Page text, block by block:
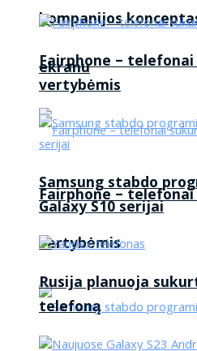
kompanijos
ekranu
Fairphone –
vertybėmis
Fairphone –
vertybėmis
Samsung stabdo
Galaxy S10 serijai
Rusija planuoja
telefoną